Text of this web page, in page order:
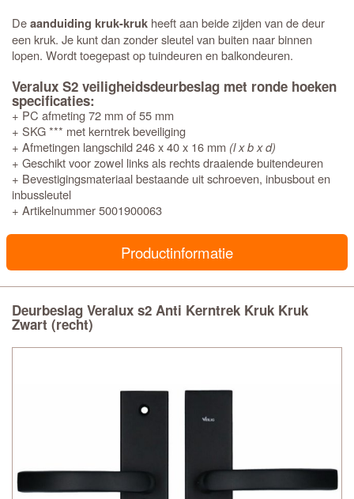
Deaanduiding kruk-kruk heeft aan beide zijden van de deur
een kruk. Je kunt dan zonder sleutel van buiten naar binnen
lopen. Wordt toegepast op tuindeuren en balkondeuren.
Veralux S2 veiligheidsdeurbeslag met ronde hoeken
specificaties:
+ PC afmeting 72 mm of 55 mm
+ SKG *** met kerntrek beveiliging
+ Afmetingen langschild 246 x 40 x 16 mm (l x b x d)
+ Geschikt voor zowel links als rechts draaiende buitendeuren
+ Bevestigingsmateriaal bestaande uit schroeven, inbusbout en
inbussleutel
+ Artikelnummer 5001900063
Productinformatie
Deurbeslag Veralux s2 Anti Kerntrek Kruk Kruk
Zwart (recht)